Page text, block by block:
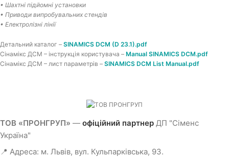
• Шахтні підйомні установки
• Приводи випробувальних стендів
• Електролізні лінії
Детальний каталог – SINAMICS DCM (D 23.1).pdf
Сінамікс ДСМ – інструкція користувача – Manual SINAMICS DCM.pdf
Сінамікс ДСМ – лист параметрів – SINAMICS DCM List Manual.pdf
ТОВ «ПРОНГРУП» — офіційний партнер ДП "Сіменс
Україна"
📍 Адреса: м. Львів, вул. Кульпарківська, 93.